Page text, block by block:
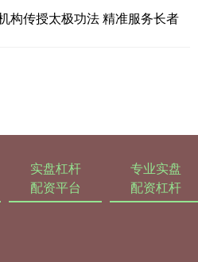
构传授太极功法 精准服务长者
实盘杠杆
配资平台
专业实盘
配资杠杆